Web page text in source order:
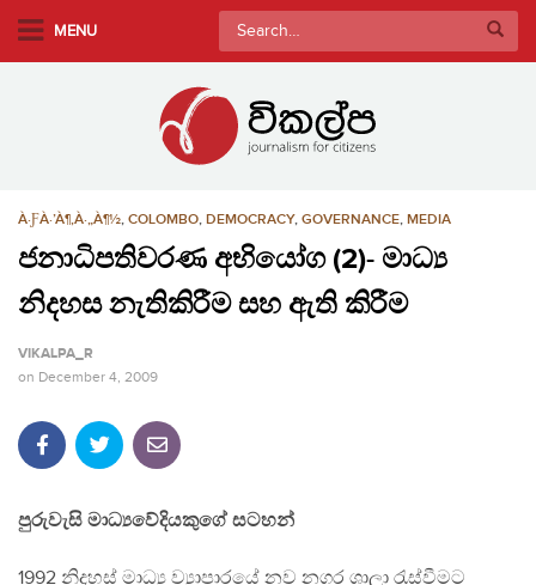
MENU
Search
for:
À·ƑÀ·’À¶‚À·„À¶½, COLOMBO, DEMOCRACY, GOVERNANCE, MEDIA
ජනාධිපතිවරණ අභියෝග (2)- මාධ්‍ය
නිදහස නැතිකිරීම සහ ඇති කිරීම
VIKALPA_R
on December 4, 2009
පුරුවැසි මාධ්‍යවේදියකුගේ සටහන්
1992 නිදහස් මාධ්‍ය ව්‍යාපාරයේ නව නගර ශාලා රැස්වීමට